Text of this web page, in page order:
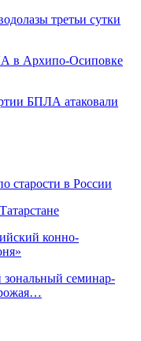
третьи сутки
в Архипо-Осиповке
БПЛА атаковали
старости в России
конно-
зональный семинар-